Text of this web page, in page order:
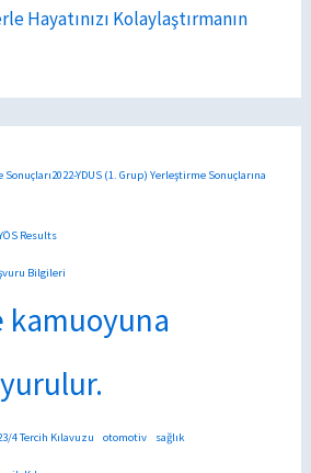
Hayatınızı Kolaylaştırmanın
Sonuçları2022-YDUS (1. Grup) Yerleştirme Sonuçlarına
Results
Bilgileri
kamuoyuna
4 Tercih Kılavuzu otomotiv sağlık